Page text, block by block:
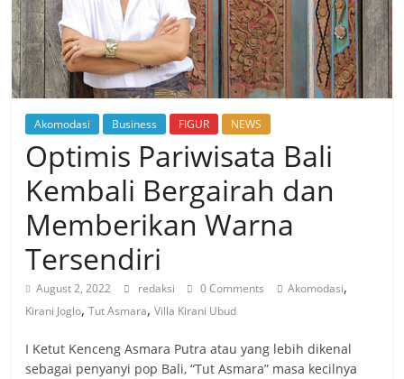
Akomodasi Business FIGUR NEWS
Optimis Pariwisata Bali
Kembali Bergairah dan
Memberikan Warna
Tersendiri
August 2, 2022 redaksi 0 Comments Akomodasi,
Kirani Joglo,Tut Asmara,Villa Kirani Ubud
I Ketut Kenceng Asmara Putra atau yang lebih dikenal
sebagai penyanyi pop Bali, “Tut Asmara” masa kecilnya